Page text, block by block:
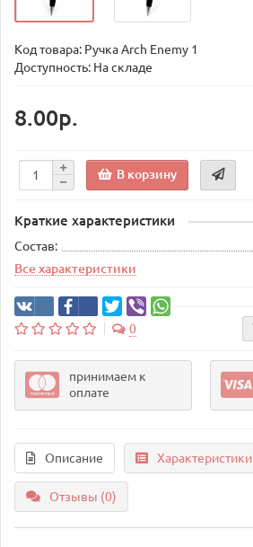
Код товара: Ручка Arch Enemy 1
Доступность: На складе
8.00р.
В корзину
Краткие характеристики
Состав:
Все характеристики
0
принимаем к
оплате
Описание Характеристики
Отзывы (0)